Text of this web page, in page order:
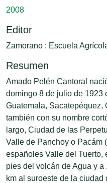
2008
Editor
Zamorano : Escuela
Resumen
Amado Pelén Cantoral
domingo 8 de julio de 1923
Guatemala, Sacatepéquez,
también con su nombre
largo, Ciudad de las
Valle de Panchoy o Pacám
españoles Valle del Tuerto,
pies del volcán de Agua y
km al suroeste de la